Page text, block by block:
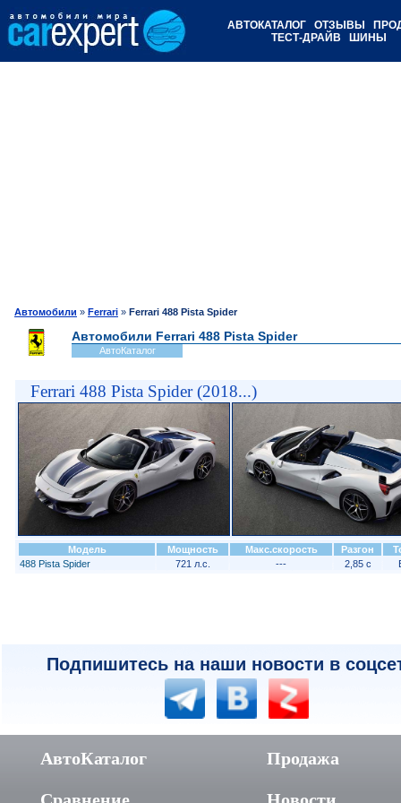
АВТОКАТАЛОГ ОТЗЫВЫ
ТЕСТ-ДРАЙВ
ШИНЫ
Автомобили » Ferrari » Ferrari 488 Pista Spider
Автомобили Ferrari 488 Pista Spider
АвтоКаталог
Ferrari 488 Pista Spider (2018...)
Модель Мощность Макс.скорость Разгон
488 Pista Spider
721 л.с. --- 2,85 с
Подпишитесь на наши новости в
АвтоКаталог Продажа